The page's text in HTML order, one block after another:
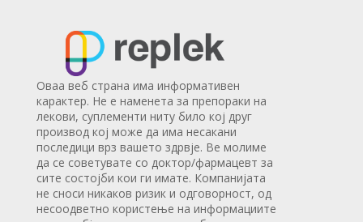
Оваа веб страна има информативен
карактер. Не е наменета за препораки на
лекови, суплементи ниту било кој друг
производ кој може да има несакани
последици врз вашето здрвје. Ве молиме
да се советувате со доктор/фармацевт за
сите состојби кои ги имате. Компанијата
не сноси никаков ризик и одговорност, од
несоодветно користење на информациите